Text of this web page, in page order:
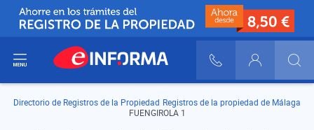
900 10 30 20
Login
del menú
Directorio de Registros de la Propiedad Registros de la propiedad de Málaga
FUENGIROLA 1